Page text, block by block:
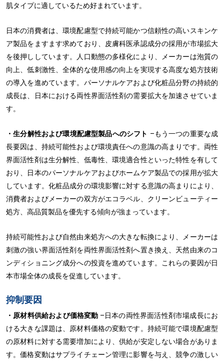
肌タイプに適しているため好まれています。
日本の消費者は、環境配慮型で持続可能かつ信頼性の高いスキンケ
ア製品をますます求めており、皮膚科医承認成分の採用が市場拡大
を後押ししています。人口動態の多様化により、メーカーは泡質の
向上、低刺激性、全体的な使用感の向上を実現する高度な処方技術
の導入を進めています。パーソナルケアおよび化粧品分野の持続的
成長は、日本における両性界面活性剤の需要拡大を加速させていま
す。
・生分解性および環境配慮型製品へのシフト –もう一つの重要な成
長要因は、持続可能性および環境責任への意識の高まりです。両性
界面活性剤は生分解性、低毒性、環境適合性といった特性を有して
おり、日本のパーソナルケアおよびホームケア製品での採用が拡大
しています。化粧品成分の環境影響に対する意識の高まりにより、
消費者およびメーカーの双方がエコラベル、クリーンビューティー
処方、高品質製品を優先する傾向が強まっています。
持続可能性および自然由来処方への大きな転換により、メーカーは
刺激の強い界面活性剤を両性界面活性剤へ置き換え、天然由来のコ
ンディショニング成分への投資を進めています。これらの要因が日
本市場全体の成長を促進しています。
抑制要因
・原材料供給および価格変動 –日本の両性界面活性剤市場成長にお
ける大きな課題は、原材料価格の変動です。持続可能で環境配慮型
の原材料に対する需要増加により、供給が安定しない場合がありま
す。価格変動はサプライチェーン管理に影響を与え、競争の激しい